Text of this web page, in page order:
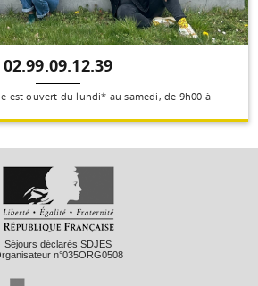
02.99.09.12.39
est ouvert du lundi* au samedi, de 9h00 à
Séjours déclarés SDJES
n°035ORG0508